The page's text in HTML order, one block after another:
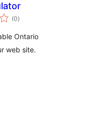
(0toplam
puan
)
Ontario
web site.